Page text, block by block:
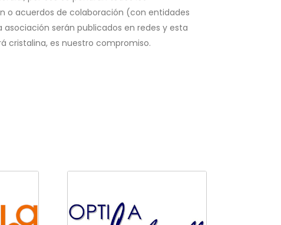
o acuerdos de colaboración (con entidades
serán publicados en redes y esta
cristalina, es nuestro compromiso.